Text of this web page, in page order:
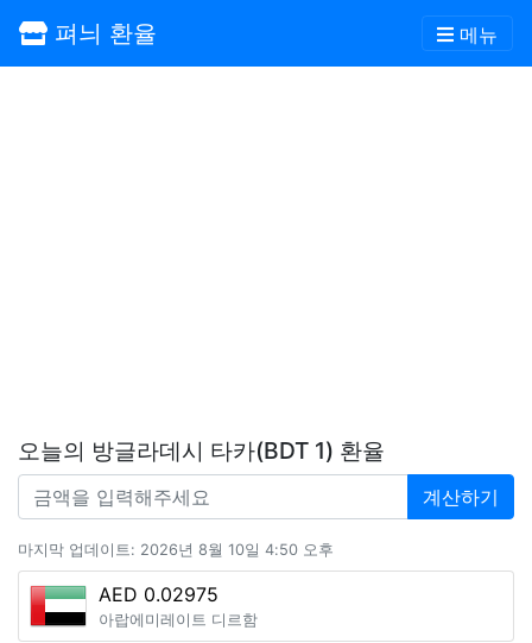
펴늬 환율 메뉴
오늘의 방글라데시 타카(BDT 1) 환율
계산하기
마지막 업데이트: 2026년 8월 10일 4:50 오후
AED 0.02975
아랍에미레이트 디르함